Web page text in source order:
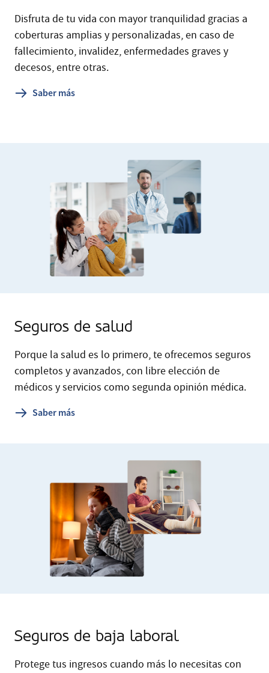
Disfruta de tu vida con mayor tranquilidad gracias a
coberturas amplias y personalizadas, en caso de
fallecimiento, invalidez, enfermedades graves y
decesos, entre otras.
Saber más
Seguros de salud
Porque la salud es lo primero, te ofrecemos seguros
completos y avanzados, con libre elección de
médicos y servicios como segunda opinión médica.
Saber más
Seguros de baja laboral
Protege tus ingresos cuando más lo necesitas con